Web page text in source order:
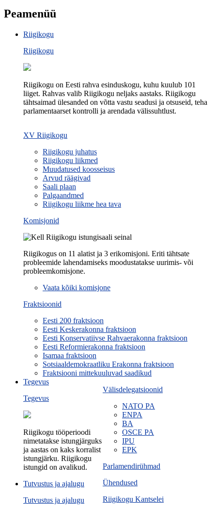
Peamenüü
Riigikogu
Riigikogu
Riigikogu on Eesti rahva esinduskogu, kuhu kuulub 101
liiget. Rahvas valib Riigikogu neljaks aastaks. Riigikogu
tähtsaimad ülesanded on võtta vastu seadusi ja otsuseid, teha
parlamentaarset kontrolli ja arendada välissuhtlust.
XV Riigikogu
Riigikogu juhatus
Riigikogu liikmed
Muudatused koosseisus
Arvud räägivad
Saali plaan
Palgaandmed
Riigikogu liikme hea tava
Komisjonid
Riigikogus on 11 alatist ja 3 erikomisjoni. Eriti tähtsate
probleemide lahendamiseks moodustatakse uurimis- või
probleemkomisjone.
Vaata kõiki komisjone
Fraktsioonid
Eesti 200 fraktsioon
Eesti Keskerakonna fraktsioon
Eesti Konservatiivse Rahvaerakonna fraktsioon
Eesti Reformierakonna fraktsioon
Isamaa fraktsioon
Sotsiaaldemokraatliku Erakonna fraktsioon
Fraktsiooni mittekuuluvad saadikud
Välisdelegatsioonid
NATO PA
ENPA
BA
OSCE PA
IPU
EPK
Parlamendirühmad
Ühendused
Riigikogu Kantselei
Tegevus
Tegevus
Riigikogu tööperioodi
nimetatakse istungjärguks
ja aastas on kaks korralist
istungjärku. Riigikogu
istungid on avalikud.
Tutvustus ja ajalugu
Tutvustus ja ajalugu